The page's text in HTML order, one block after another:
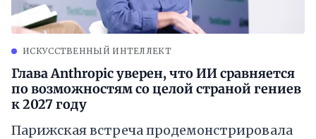
ИСКУССТВЕННЫЙ ИНТЕЛЛЕКТ
Глава Anthropic уверен, что ИИ сравняется
по возможностям со целой страной гениев
к 2027 году
Парижская встреча продемонстрировала